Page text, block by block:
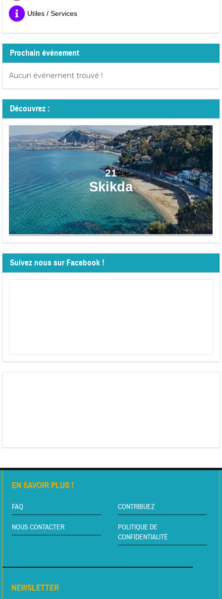
Utiles / Services
Prochain événement
Aucun événement trouvé !
Découvrez :
21
Skikda
Suivez nous sur Facebook !
EN SAVOIR PLUS !
FAQ CONTRIBUEZ
NOUS CONTACTER
POLITIQUE DE
CONFIDENTIALITÉ
NEWSLETTER